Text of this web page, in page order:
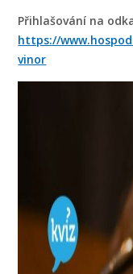
Přihlašování na
https://
vinor